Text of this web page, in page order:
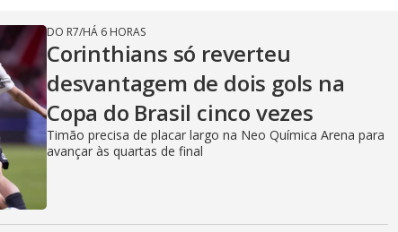
DO R7/HÁ 6 HORAS
Corinthians só reverteu
desvantagem de dois gols na
Copa do Brasil cinco vezes
Timão precisa de placar largo na Neo Química Arena para
avançar às quartas de final